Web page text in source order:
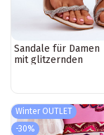
Sandale für Damen
mit glitzernden
Winter OUTLET
-30%